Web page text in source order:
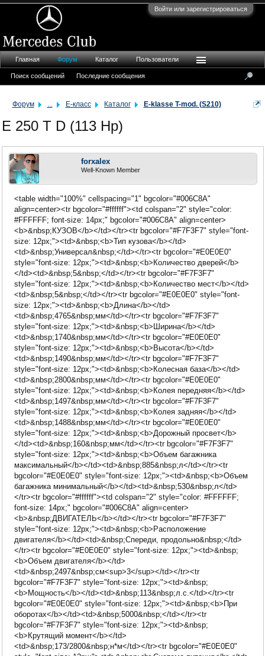
Войти или зарегистрироваться
Форум ... E-класс Каталог E-klasse T-mod. (S210)
E 250 T D (113 Hp)
forxalex
Well-Known Member
<table width="100%" cellspacing="1" bgcolor="#006C8A"
align=center><tr bgcolor="#ffffff"><td colspan="2" style="color:
#FFFFFF; font-size: 14px;" bgcolor="#006C8A" align=center>
<b>&nbsp;КУЗОВ</b></td></tr><tr bgcolor="#F7F3F7" style="font-
size: 12px;"><td>&nbsp;<b>Тип кузова</b></td>
<td>&nbsp;Универсал&nbsp;</td></tr><tr bgcolor="#E0E0E0"
style="font-size: 12px;"><td>&nbsp;<b>Количество дверей</b>
</td><td>&nbsp;5&nbsp;</td></tr><tr bgcolor="#F7F3F7"
style="font-size: 12px;"><td>&nbsp;<b>Количество мест</b></td>
<td>&nbsp;5&nbsp;</td></tr><tr bgcolor="#E0E0E0" style="font-
size: 12px;"><td>&nbsp;<b>Длина</b></td>
<td>&nbsp;4765&nbsp;мм</td></tr><tr bgcolor="#F7F3F7"
style="font-size: 12px;"><td>&nbsp;<b>Ширина</b></td>
<td>&nbsp;1740&nbsp;мм</td></tr><tr bgcolor="#E0E0E0"
style="font-size: 12px;"><td>&nbsp;<b>Высота</b></td>
<td>&nbsp;1490&nbsp;мм</td></tr><tr bgcolor="#F7F3F7"
style="font-size: 12px;"><td>&nbsp;<b>Колесная база</b></td>
<td>&nbsp;2800&nbsp;мм</td></tr><tr bgcolor="#E0E0E0"
style="font-size: 12px;"><td>&nbsp;<b>Колея передняя</b></td>
<td>&nbsp;1497&nbsp;мм</td></tr><tr bgcolor="#F7F3F7"
style="font-size: 12px;"><td>&nbsp;<b>Колея задняя</b></td>
<td>&nbsp;1488&nbsp;мм</td></tr><tr bgcolor="#E0E0E0"
style="font-size: 12px;"><td>&nbsp;<b>Дорожный просвет</b>
</td><td>&nbsp;160&nbsp;мм</td></tr><tr bgcolor="#F7F3F7"
style="font-size: 12px;"><td>&nbsp;<b>Объем багажника
максимальный</b></td><td>&nbsp;885&nbsp;л</td></tr><tr
bgcolor="#E0E0E0" style="font-size: 12px;"><td>&nbsp;<b>Объем
багажника минимальный</b></td><td>&nbsp;530&nbsp;л</td>
</tr><tr bgcolor="#ffffff"><td colspan="2" style="color: #FFFFFF;
font-size: 14px;" bgcolor="#006C8A" align=center>
<b>&nbsp;ДВИГАТЕЛЬ</b></td></tr><tr bgcolor="#F7F3F7"
style="font-size: 12px;"><td>&nbsp;<b>Расположение
двигателя</b></td><td>&nbsp;Спереди, продольно&nbsp;</td>
</tr><tr bgcolor="#E0E0E0" style="font-size: 12px;"><td>&nbsp;
<b>Объем двигателя</b></td>
<td>&nbsp;2497&nbsp;см<sup>3</sup></td></tr><tr
bgcolor="#F7F3F7" style="font-size: 12px;"><td>&nbsp;
<b>Мощность</b></td><td>&nbsp;113&nbsp;л.с.</td></tr><tr
bgcolor="#E0E0E0" style="font-size: 12px;"><td>&nbsp;<b>При
оборотах</b></td><td>&nbsp;5000&nbsp;</td></tr><tr
bgcolor="#F7F3F7" style="font-size: 12px;"><td>&nbsp;
<b>Крутящий момент</b></td>
<td>&nbsp;173/2800&nbsp;н*м</td></tr><tr bgcolor="#E0E0E0"
Главная Форум
Поиск сообщений Последние сообщения
Каталог Пользователи